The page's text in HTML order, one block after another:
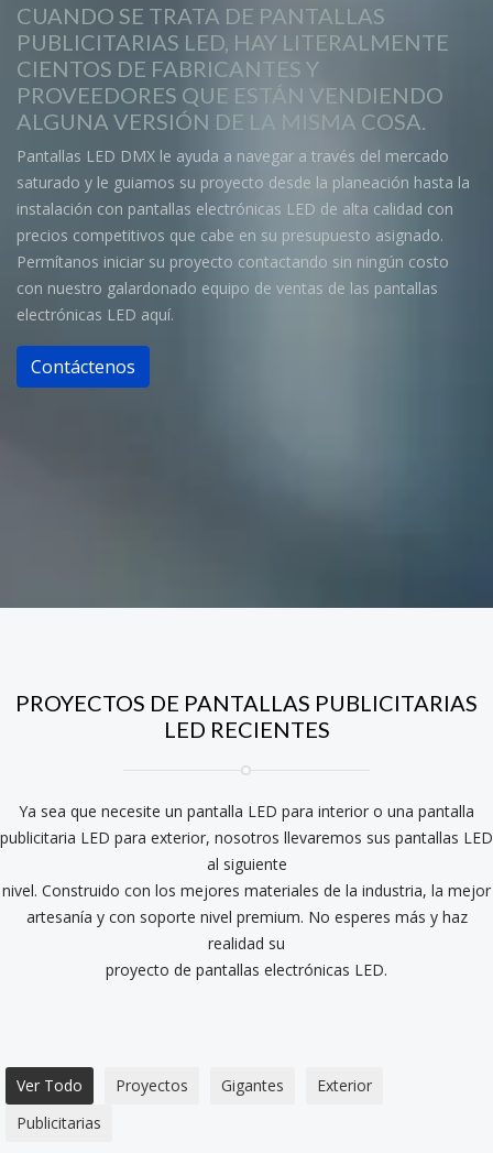
CUANDO SE TRATA DE PANTALLAS
PUBLICITARIAS LED, HAY LITERALMENTE
CIENTOS DE FABRICANTES Y
PROVEEDORES QUE ESTÁN VENDIENDO
ALGUNA VERSIÓN DE LA MISMA COSA.
Pantallas LED DMX le ayuda a navegar a través del mercado
saturado y le guiamos su proyecto desde la planeación hasta la
instalación con pantallas electrónicas LED de alta calidad con
precios competitivos que cabe en su presupuesto asignado.
Permítanos iniciar su proyecto contactando sin ningún costo
con nuestro galardonado equipo de ventas de las pantallas
electrónicas LED aquí.
Contáctenos
PROYECTOS DE PANTALLAS PUBLICITARIAS
LED RECIENTES
Ya sea que necesite un pantalla LED para interior o una pantalla
publicitaria LED para exterior, nosotros llevaremos sus pantallas LED
al siguiente
nivel. Construido con los mejores materiales de la industria, la mejor
artesanía y con soporte nivel premium. No esperes más y haz
realidad su
proyecto de pantallas electrónicas LED.
Ver Todo Proyectos Gigantes
Exterior
Publicitarias